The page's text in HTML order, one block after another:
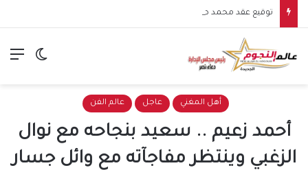
الوضع
أهل المغني عاجل عالم الفن
أحمد زعيم .. سعيد بنجاحه مع نوال
الزغبي وينتظر مفاجآته مع وائل جسار